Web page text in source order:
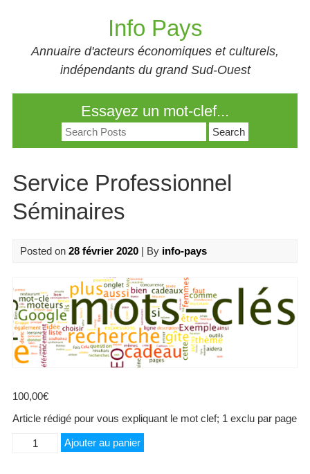
Info Pays
Annuaire d'acteurs économiques et culturels,
indépendants du grand Sud-Ouest
Essayez un mot-clef...
Search
for:
Service Professionnel
Séminaires
Posted on 28 février 2020| By info-pays
100,00€
Article rédigé pour vous expliquant le mot clef; 1 exclu par page
quantité
Ajouter au panier